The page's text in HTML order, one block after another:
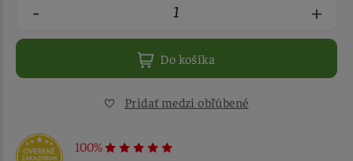
- +
Do košíka
Pridať medzi obľúbené
100%